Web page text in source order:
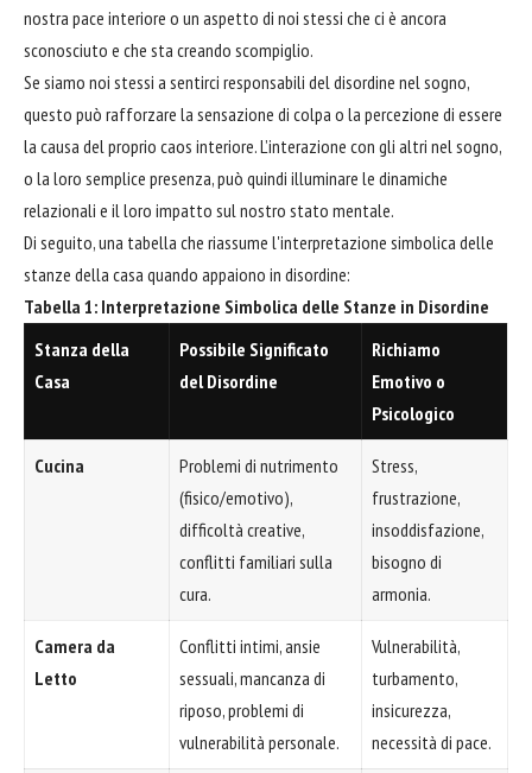
nostra pace interiore o un aspetto di noi stessi che ci è ancora
sconosciuto e che sta creando scompiglio.
Se siamo noi stessi a sentirci responsabili del disordine nel sogno,
questo può rafforzare la sensazione di colpa o la percezione di essere
la causa del proprio caos interiore. L’interazione con gli altri nel sogno,
o la loro semplice presenza, può quindi illuminare le dinamiche
relazionali e il loro impatto sul nostro stato mentale.
Di seguito, una tabella che riassume l'interpretazione simbolica delle
stanze della casa quando appaiono in disordine:
Tabella 1: Interpretazione Simbolica delle Stanze in Disordine
Stanza della
Casa
Possibile Significato
del Disordine
Richiamo
Emotivo o
Psicologico
Cucina
Problemi di nutrimento
(fisico/emotivo),
difficoltà creative,
conflitti familiari sulla
cura.
Stress,
frustrazione,
insoddisfazione,
bisogno di
armonia.
Camera da
Letto
Conflitti intimi, ansie
sessuali, mancanza di
riposo, problemi di
vulnerabilità personale.
Vulnerabilità,
turbamento,
insicurezza,
necessità di pace.